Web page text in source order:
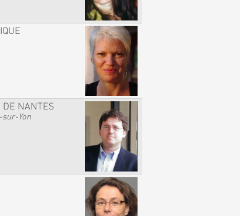
DE NANTES
sur-Yon